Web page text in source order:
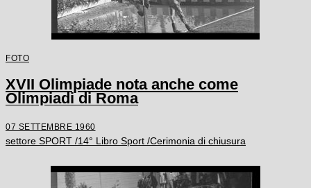
FOTO
XVII Olimpiade nota anche come
Olimpiadi di Roma
07 SETTEMBRE 1960
settore SPORT /14° Libro Sport /Cerimonia di chiusura